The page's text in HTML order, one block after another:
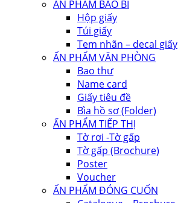
ẤN PHẨM BAO BÌ
Hộp giấy
Túi giấy
Tem nhãn – decal giấy
ẤN PHẨM VĂN PHÒNG
Bao thư
Name card
Giấy tiêu đề
Bìa hồ sơ (Folder)
ẤN PHẨM TIẾP THỊ
Tờ rơi -Tờ gấp
Tờ gấp (Brochure)
Poster
Voucher
ẤN PHẨM ĐÓNG CUỐN